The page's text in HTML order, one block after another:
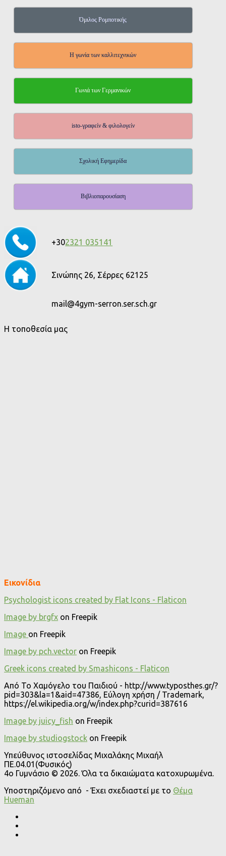
Όμιλος Ρομποτικής
Η γωνία των καλλιτεχνικών
Γωνιά των Γερμανικών
isto-γραφείν & φιλολογείν
Σχολική Εφημερίδα
Βιβλιοπαρουσίαση
+302321 035141
Σινώπης 26, Σέρρες 62125
mail@4gym-serron.ser.sch.gr
Η τοποθεσία μας
Εικονίδια
Psychologist icons created by Flat Icons - Flaticon
Image by brgfx on Freepik
Image on Freepik
Image by pch.vector on Freepik
Greek icons created by Smashicons - Flaticon
Από Το Χαμόγελο του Παιδιού - http://www.typosthes.gr/?
pid=303&la=1&aid=47386, Εύλογη χρήση / Trademark,
https://el.wikipedia.org/w/index.php?curid=387616
Image by juicy_fish on Freepik
Image by studiogstock on Freepik
Υπεύθυνος ιστοσελίδας Μιχαλάκης Μιχαήλ
ΠΕ.04.01(Φυσικός)
4o Γυμνάσιο © 2026. Όλα τα δικαιώματα κατοχυρωμένα.
Υποστηριζόμενο από - Έχει σχεδιαστεί με το Θέμα
Ηueman